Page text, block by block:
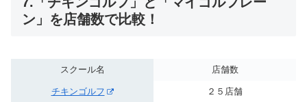
ン」を店舗数で比較！
スクール名 店舗数
チキンゴルフ ２５店舗